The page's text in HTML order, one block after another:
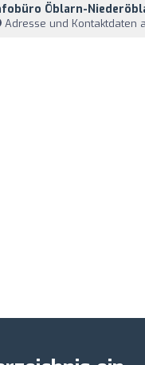
Öblarn-
Adresse und Kontaktdaten